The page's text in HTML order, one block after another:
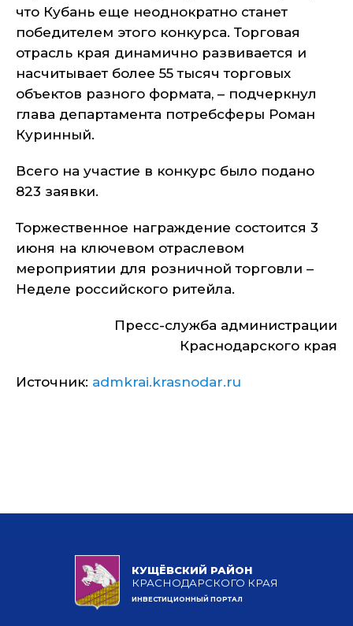
что Кубань еще неоднократно станет
победителем этого конкурса. Торговая
отрасль края динамично развивается и
насчитывает более 55 тысяч торговых
объектов разного формата, – подчеркнул
глава департамента потребсферы Роман
Куринный.
Всего на участие в конкурс было подано
823 заявки.
Торжественное награждение состоится 3
июня на ключевом отраслевом
мероприятии для розничной торговли –
Неделе российского ритейла.
Пресс-служба администрации
Краснодарского края
Источник: admkrai.krasnodar.ru
КУЩЁВСКИЙ РАЙОН
КРАСНОДАРСКОГО КРАЯ
ИНВЕСТИЦИОННЫЙ ПОРТАЛ